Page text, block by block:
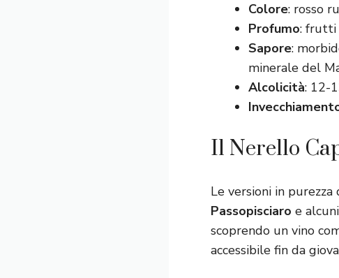
Colore: rosso
Profumo: frutti
Sapore:
minerale del
Alcolicità: 12-
Il Nerello
Le versioni in
Passopisciaro e
scoprendo un vino
accessibile fin da